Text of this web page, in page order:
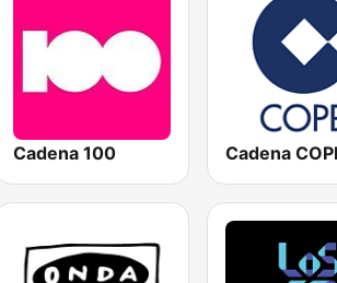
Cadena 100 Cadena